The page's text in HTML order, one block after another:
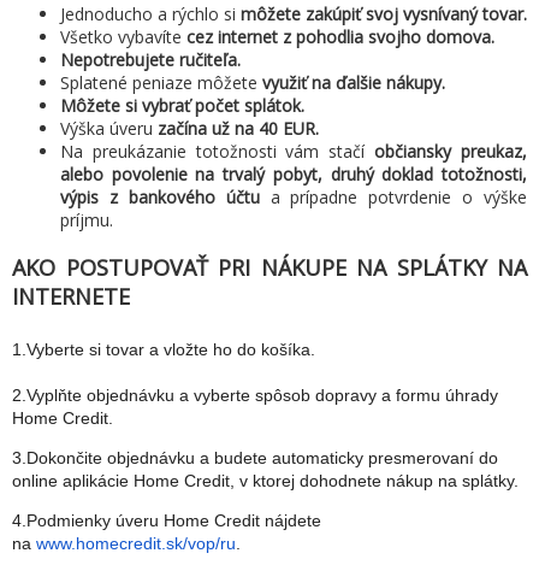
Jednoducho a rýchlo si môžete zakúpiť svoj vysnívaný tovar.
Všetko vybavíte cez internet z pohodlia svojho domova.
Nepotrebujete ručiteľa.
Splatené peniaze môžete využiť na ďalšie nákupy.
Môžete si vybrať počet splátok.
Výška úveru začína už na 40 EUR.
Na preukázanie totožnosti vám stačíobčiansky preukaz,
alebo povolenie na trvalý pobyt, druhý doklad totožnosti,
výpis z bankového účtua prípadne potvrdenie o výške
príjmu.
AKO POSTUPOVAŤ PRI NÁKUPE NA SPLÁTKY NA
INTERNETE
1.Vyberte si tovar a vložte ho do košíka.
2.Vyplňte objednávku a vyberte spôsob dopravy a formu úhrady
Home Credit.
3.Dokončite objednávku a budete automaticky presmerovaní do
online aplikácie Home Credit, v ktorej dohodnete nákup na splátky.
4.Podmienky úveru Home Credit nájdete
na www.homecredit.sk/vop/ru